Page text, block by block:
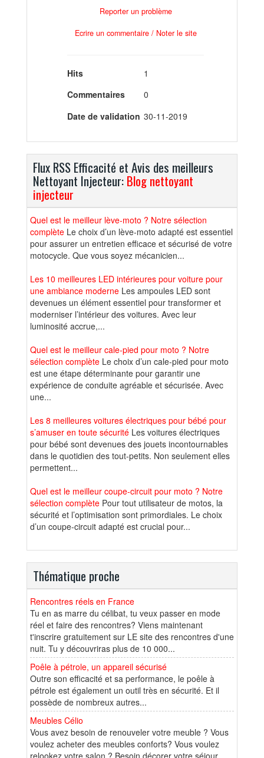
Reporter un problème
Ecrire un commentaire / Noter le site
Hits
1
Commentaires
0
Date de validation 30-11-2019
Flux RSS Efficacité et Avis des meilleurs
Nettoyant Injecteur:Blog nettoyant
injecteur
Quel est le meilleur lève-moto ? Notre sélection
complète Le choix d’un lève-moto adapté est essentiel
pour assurer un entretien efficace et sécurisé de votre
motocycle. Que vous soyez mécanicien...
Les 10 meilleures LED intérieures pour voiture pour
une ambiance moderne Les ampoules LED sont
devenues un élément essentiel pour transformer et
moderniser l’intérieur des voitures. Avec leur
luminosité accrue,...
Quel est le meilleur cale-pied pour moto ? Notre
sélection complète Le choix d’un cale-pied pour moto
est une étape déterminante pour garantir une
expérience de conduite agréable et sécurisée. Avec
une...
Les 8 meilleures voitures électriques pour bébé pour
s’amuser en toute sécurité Les voitures électriques
pour bébé sont devenues des jouets incontournables
dans le quotidien des tout-petits. Non seulement elles
permettent...
Quel est le meilleur coupe-circuit pour moto ? Notre
sélection complète Pour tout utilisateur de motos, la
sécurité et l’optimisation sont primordiales. Le choix
d’un coupe-circuit adapté est crucial pour...
Thématique proche
Rencontres réels en France
Tu en as marre du célibat, tu veux passer en mode
réel et faire des rencontres? Viens maintenant
t'inscrire gratuitement sur LE site des rencontres d'une
nuit. Tu y découvriras plus de 10 000...
Poêle à pétrole, un appareil sécurisé
Outre son efficacité et sa performance, le poêle à
pétrole est également un outil très en sécurité. Et il
possède de nombreux autres...
Meubles Célio
Vous avez besoin de renouveler votre meuble ? Vous
voulez acheter des meubles conforts? Vous voulez
relookez votre salon ? Besoin décorer votre séjour.